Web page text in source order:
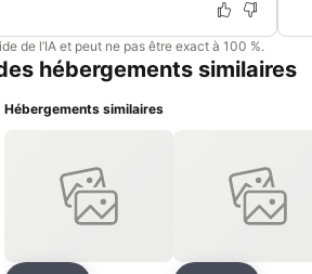
de l’IA et peut ne pas être exact à 100 %.
hébergements similaires
Hébergements similaires